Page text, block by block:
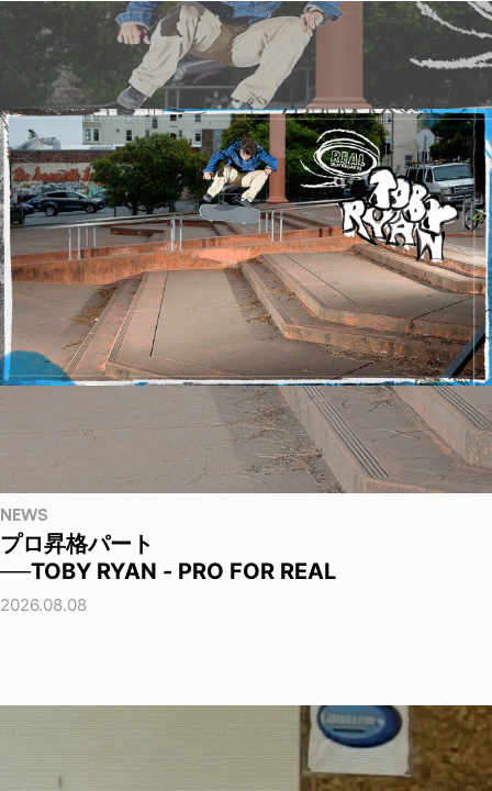
NEWS
プロ昇格パート
──TOBY RYAN - PRO FOR REAL
2026.08.08